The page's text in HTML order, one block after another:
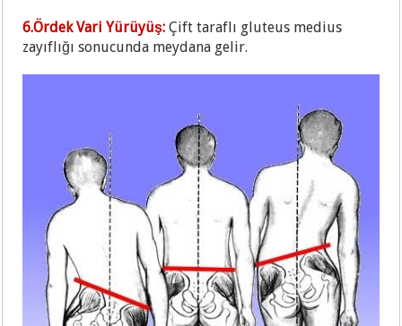
6.Ördek Vari Yürüyüş: Çift taraflı gluteus medius
zayıflığı sonucunda meydana gelir.